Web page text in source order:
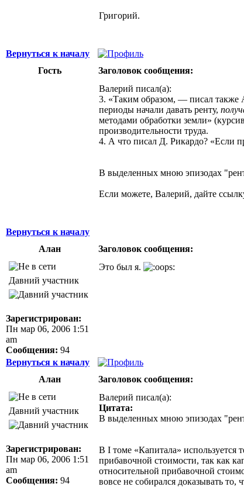
Григорий.
Вернуться к началу
Гость
Заголовок сообщения:
Валерий писал(а):
3. «Таким образом, — писал также
периоды начали давать ренту,
методами обработки земли»
производительности труда.
4. А что писал Д. Рикардо? «Если
В выделенных мною эпизодах
Если можете, Валерий, дайте
Вернуться к началу
Алан
Заголовок сообщения:
Давний участник
Зарегистрирован:
Пн мар 06, 2006 1:51
am
Сообщения: 94
Это был я.
Вернуться к началу
Алан
Заголовок сообщения:
Давний участник
Зарегистрирован:
Пн мар 06, 2006 1:51
am
Сообщения: 94
Валерий писал(а):
Цитата:
В выделенных мною эпизодах
В I томе «Капитала» используется
прибавочной стоимости, так как
относительной прибавочной
вовсе не собирался доказывать то,